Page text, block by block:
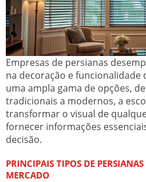
Empresas de persianas
na decoração e funcionalidade
uma ampla gama de opções,
tradicionais a modernos, a
transformar o visual de
fornecer informações
decisão.
PRINCIPAIS TIPOS DE
MERCADO